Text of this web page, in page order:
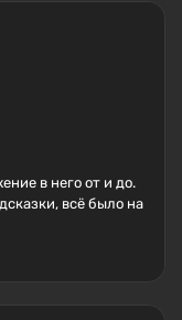
в него от и до.
всё было на